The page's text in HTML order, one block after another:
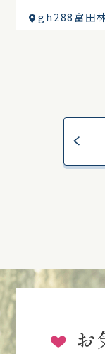
gh288富田
お